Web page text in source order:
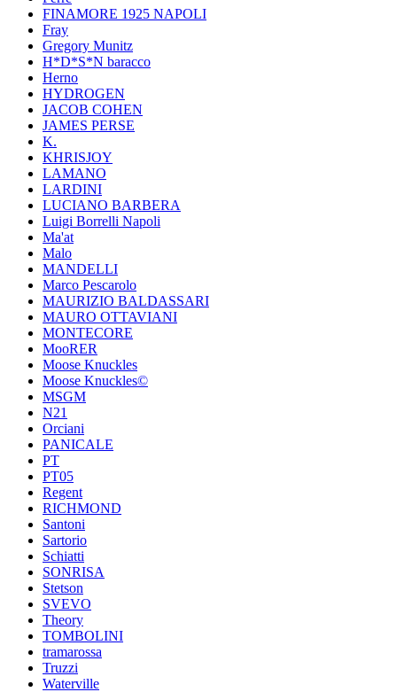
FINAMORE 1925 NAPOLI
Fray
Gregory Munitz
H*D*S*N baracco
Herno
HYDROGEN
JACOB COHEN
JAMES PERSE
K.
KHRISJOY
LAMANO
LARDINI
LUCIANO BARBERA
Luigi Borrelli Napoli
Ma'at
Malo
MANDELLI
Marco Pescarolo
MAURIZIO BALDASSARI
MAURO OTTAVIANI
MONTECORE
MooRER
Moose Knuckles
Moose Knuckles©️
MSGM
N21
Orciani
PANICALE
PT
PT05
Regent
RICHMOND
Santoni
Sartorio
Schiatti
SONRISA
Stetson
SVEVO
Theory
TOMBOLINI
tramarossa
Truzzi
Waterville